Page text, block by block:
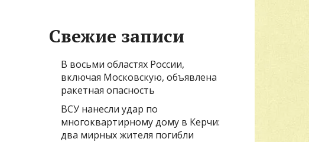
Свежие записи
В восьми областях России,
включая Московскую, объявлена
ракетная опасность
ВСУ нанесли удар по
многоквартирному дому в Керчи:
два мирных жителя погибли